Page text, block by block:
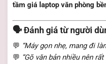
tầm giá laptop văn phòng
🗣️ Đánh giá từ người
💬 “Máy gọn nhẹ, mang đi
💬 “Gõ văn bản nhiều nên